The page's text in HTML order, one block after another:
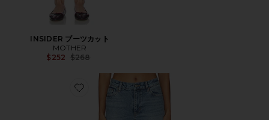
INSIDER ブーツカット
MOTHER
$252 Previous price:
$268
Favorite THE PIXIE ARROW デニム